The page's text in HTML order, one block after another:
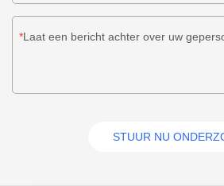
Laat een bericht achter over uw
STUUR NU